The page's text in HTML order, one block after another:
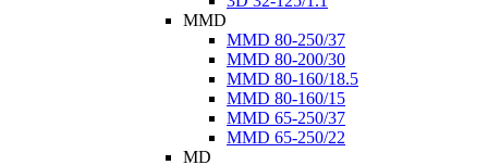
MMD
MMD 80-250/37
MMD 80-200/30
MMD 80-160/18.5
MMD 80-160/15
MMD 65-250/37
MMD 65-250/22
MD